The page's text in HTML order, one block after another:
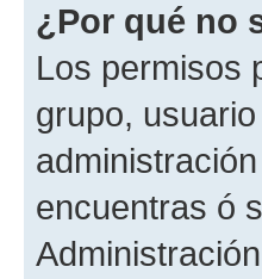
¿Por qué no
Los permisos
grupo,
encuentras ó